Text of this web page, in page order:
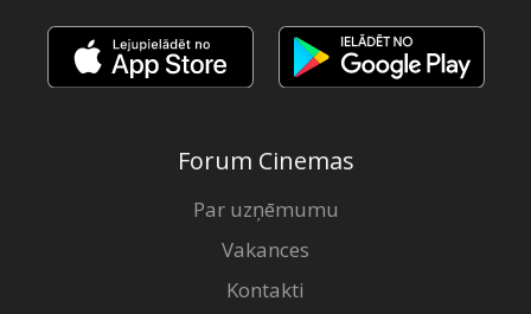
Forum Cinemas
Par uzņēmumu
Vakances
Kontakti